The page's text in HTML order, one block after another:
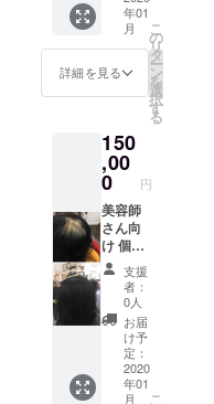
ちらか
らお伺
いさせ
て頂く
きます
なお、
こちら
からの
交通費
はでま
せん 素
人さ
ん、美
容師さ
んから
の育毛
や薄
毛、抜
毛症、
会場は
大阪
梅田、
難波に
なりま
す 詳し
は１月
中旬頃
メール
にてお
送りし
ます
¥15500
0を ク
ラウド
ファン
ディン
グ限定
¥12000
0(交通
費+宿泊
を伴う
場合は
宿泊費
は別途
必要)
1名
のみの
金額に
なりま
すの
で、ス
年01
月
詳細を見る
こ
の
リ
タ
ー
ン
を
選
択
す
る
150
,00
0 円
美容師
さん向
け 個別
臨店 プ
ロ用育
毛セミ
ナー
②部
120分
①部を
受講ま
支援
者：
0人
お届
け予
定：
2020
年01
月
こ